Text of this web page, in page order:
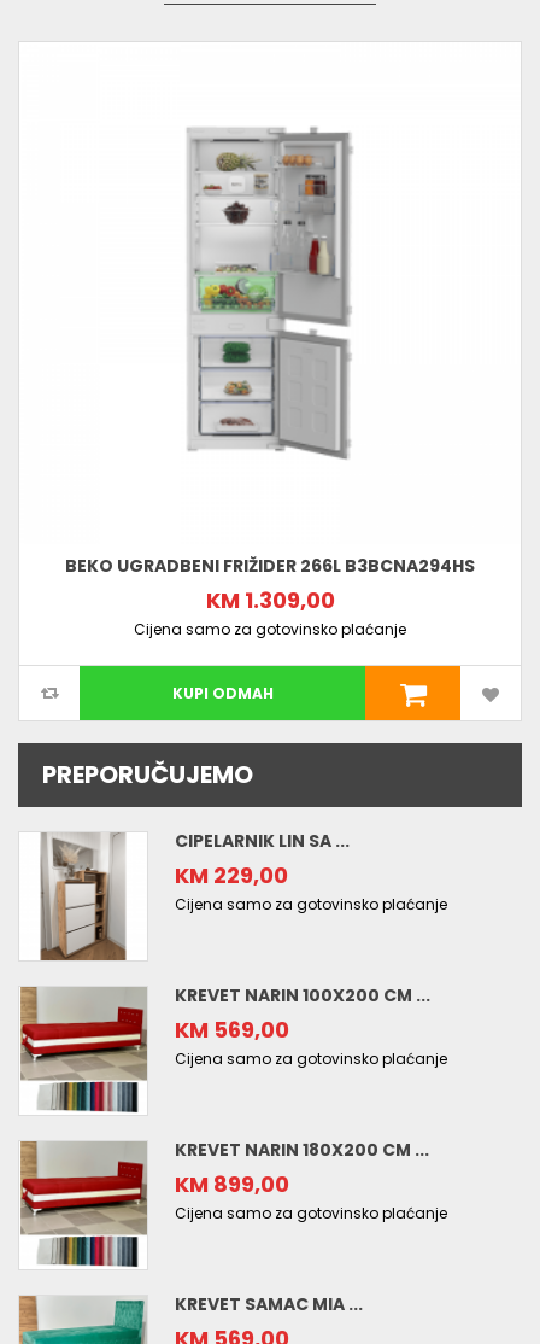
BEKO UGRADBENI FRIŽIDER 266L B3BCNA294HS
KM 1.309,00
Cijena samo za gotovinsko plaćanje
KUPI ODMAH
PREPORUČUJEMO
CIPELARNIK LIN SA ...
KM 229,00
Cijena samo za gotovinsko plaćanje
KREVET NARIN 100X200 CM ...
KM 569,00
Cijena samo za gotovinsko plaćanje
KREVET NARIN 180X200 CM ...
KM 899,00
Cijena samo za gotovinsko plaćanje
KREVET SAMAC MIA ...